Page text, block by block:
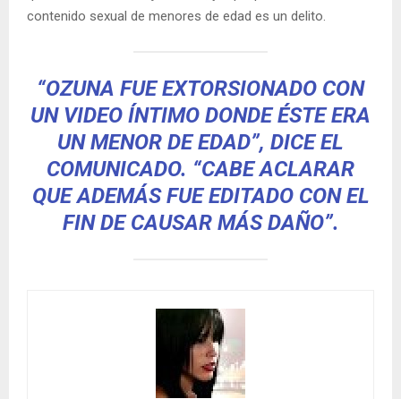
contenido sexual de menores de edad es un delito.
“OZUNA FUE EXTORSIONADO CON
UN VIDEO ÍNTIMO DONDE ÉSTE ERA
UN MENOR DE EDAD”, DICE EL
COMUNICADO. “CABE ACLARAR
QUE ADEMÁS FUE EDITADO CON EL
FIN DE CAUSAR MÁS DAÑO”.